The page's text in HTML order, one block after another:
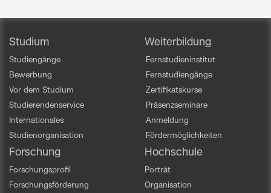
Studium
Studiengänge
Bewerbung
Vor dem Studium
Studierendenservice
Internationales
Studienorganisation
Weiterbildung
Fernstudieninstitut
Fernstudiengänge
Zertifikatskurse
Präsenzseminare
Anmeldung
Fördermöglichkeiten
Forschung
Forschungsprofil
Forschungsförderung
Hochschule
Porträt
Organisation